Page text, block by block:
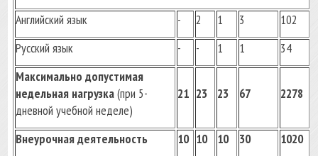
Английский язык
- 2 1 3
102
Русский язык
- - 1 1
34
Максимально допустимая
недельная нагрузка(при 5-
дневной учебной неделе)
21 23 23 67 2278
Внеурочная деятельность 10 10 10 30
1020